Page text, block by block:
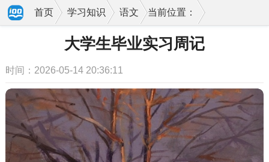
当前位置：
首页 学习知识 语文
大学生毕业实习周记
时间：2026-05-14 20:36:11